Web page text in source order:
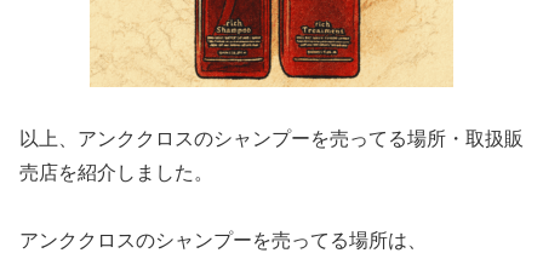
以上、アンククロスのシャンプーを売ってる場所・取扱販
売店を紹介しました。
アンククロスのシャンプーを売ってる場所は、